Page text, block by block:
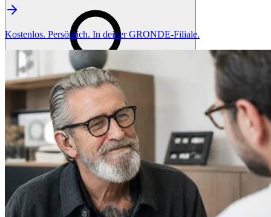
Kostenlos. Persönlich. In deiner GRONDE-Filiale.